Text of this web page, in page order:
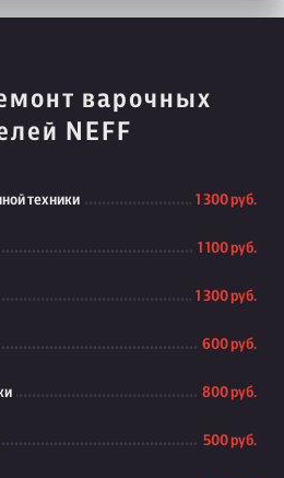
варочных
NEFF
техники 1 300 руб.
1 100 руб.
1 300 руб.
600 руб.
800 руб.
500 руб.